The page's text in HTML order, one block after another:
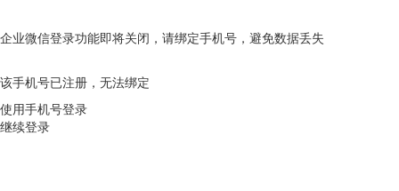
企业微信登录功能即将关闭，请绑定手机号，避免数据丢失
该手机号已注册，无法绑定
使用手机号登录
继续登录